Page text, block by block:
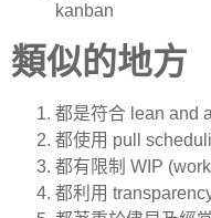
kanban
類似的地方
都是符合 lean and
都使用 pull
都有限制 WIP
都利用